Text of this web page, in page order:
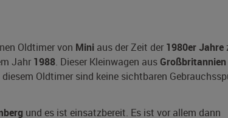
Oldtimer von Mini aus der Zeit der 1980er Jahre
Jahr 1988. Dieser Kleinwagen aus Großbritannien
Oldtimer sind keine sichtbaren
und es ist einsatzbereit. Es ist vor allem dann